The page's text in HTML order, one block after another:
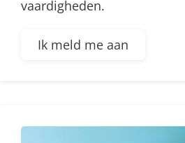
vaardigheden.
Ik meld me aan